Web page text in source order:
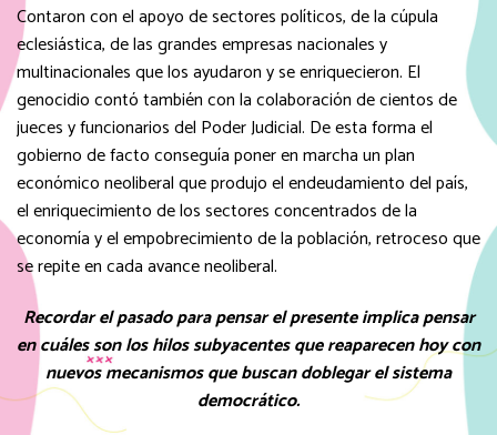
Contaron con el apoyo de sectores políticos, de la cúpula
eclesiástica, de las grandes empresas nacionales y
multinacionales que los ayudaron y se enriquecieron. El
genocidio contó también con la colaboración de cientos de
jueces y funcionarios del Poder Judicial. De esta forma el
gobierno de facto conseguía poner en marcha un plan
económico neoliberal que produjo el endeudamiento del país,
el enriquecimiento de los sectores concentrados de la
economía y el empobrecimiento de la población, retroceso que
se repite en cada avance neoliberal.
Recordar el pasado para pensar el presente implica pensar
en cuáles son los hilos subyacentes que reaparecen hoy con
nuevos mecanismos que buscan doblegar el sistema
democrático.